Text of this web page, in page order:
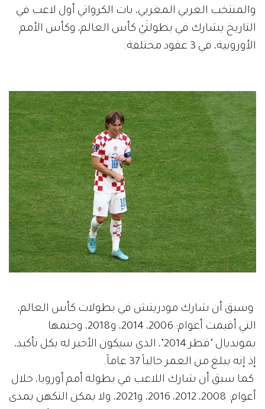
والمنتخب العربي المغربي، بات الكرواتي أول لاعب في
التاريخ يشارك في بطولتَيْ كأس العالم، وكأس الأمم
الأوروبية، في 3 عقود مختلفة.
وسبق أن شارك مودريتش في بطولات كأس العالم،
التي أقيمت أعوام: 2006، 2014، و2018، وختمها
بمونديال "قطر 2014"، الذي سيكون الأخير له بكل تأكيد،
إذ إنه يبلغ من العمر حالياً 37 عاماً.
كما سبق أن شارك اللاعب في بطولة أمم أوروبا، خلال
أعوام: 2008، 2012، 2016، و2021، ولا يمكن التكهن بمدى